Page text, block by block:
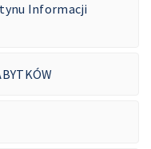
Informacji